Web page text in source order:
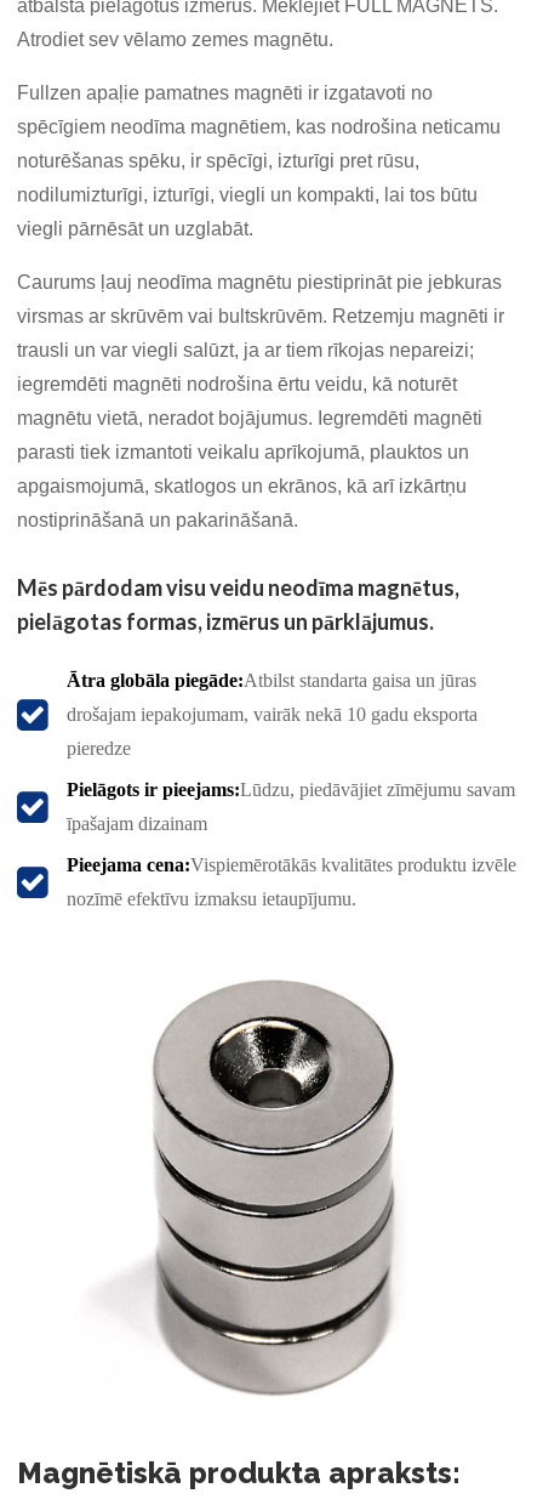
atbalsta pielāgotus izmērus. Meklējiet FULL MAGNETS.
Atrodiet sev vēlamo zemes magnētu.
Fullzen apaļie pamatnes magnēti ir izgatavoti no
spēcīgiem neodīma magnētiem, kas nodrošina neticamu
noturēšanas spēku, ir spēcīgi, izturīgi pret rūsu,
nodilumizturīgi, izturīgi, viegli un kompakti, lai tos būtu
viegli pārnēsāt un uzglabāt.
Caurums ļauj neodīma magnētu piestiprināt pie jebkuras
virsmas ar skrūvēm vai bultskrūvēm. Retzemju magnēti ir
trausli un var viegli salūzt, ja ar tiem rīkojas nepareizi;
iegremdēti magnēti nodrošina ērtu veidu, kā noturēt
magnētu vietā, neradot bojājumus. Iegremdēti magnēti
parasti tiek izmantoti veikalu aprīkojumā, plauktos un
apgaismojumā, skatlogos un ekrānos, kā arī izkārtņu
nostiprināšanā un pakarināšanā.
Mēs pārdodam visu veidu neodīma magnētus,
pielāgotas formas, izmērus un pārklājumus.
Ātra globāla piegāde:Atbilst standarta gaisa un jūras
drošajam iepakojumam, vairāk nekā 10 gadu eksporta
pieredze
Pielāgots ir pieejams:Lūdzu, piedāvājiet zīmējumu savam
īpašajam dizainam
Pieejama cena:Vispiemērotākās kvalitātes produktu izvēle
nozīmē efektīvu izmaksu ietaupījumu.
Magnētiskā produkta apraksts: